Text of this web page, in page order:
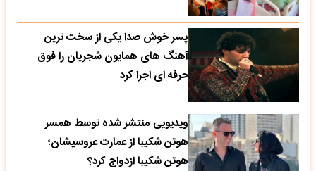
پسر خوش صدا یکی از سخت ترین
آهنگ های همایون شجریان را فوق
حرفه ای اجرا کرد
ویدیویی منتشر شده توسط همسر
هوتن شکیبا از عمارت عروسیشان؛
هوتن شکیبا ازدواج کرد؟